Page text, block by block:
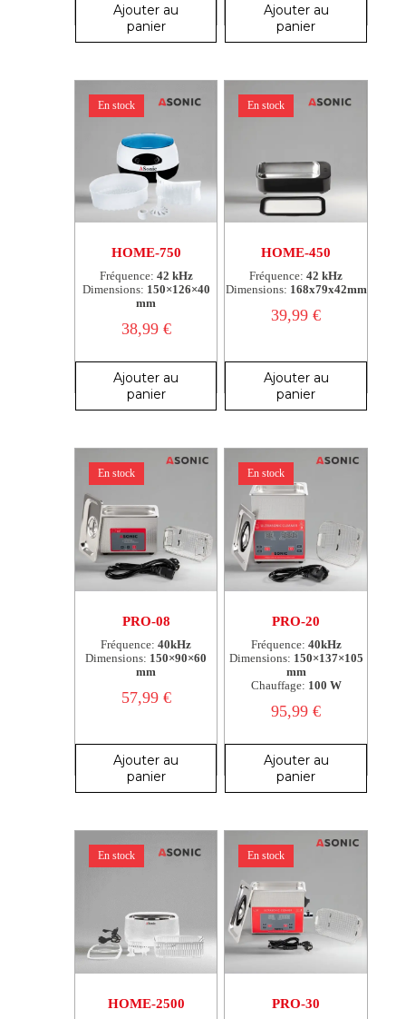
Ajouter au
panier
Ajouter au
panier
En stock
HOME-750
Fréquence: 42 kHz
Dimensions: 150×126×40
mm
38,99 €
Ajouter au
panier
En stock
HOME-450
Fréquence: 42 kHz
Dimensions: 168x79x42mm
39,99€
Ajouter au
panier
En stock
PRO-08
Fréquence: 40kHz
Dimensions: 150×90×60
mm
57,99 €
Ajouter au
panier
En stock
PRO-20
Fréquence: 40kHz
Dimensions: 150×137×105
mm
Chauffage: 100 W
95,99€
Ajouter au
panier
En stock
HOME-2500
En stock
PRO-30